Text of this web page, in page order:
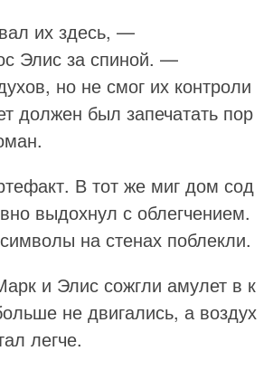
их здесь, —
Элис за спиной. —
но не смог их контроли
должен был запечатать пор
В тот же миг дом сод
выдохнул с облегчением.
на стенах поблекли.
и Элис сожгли амулет в к
не двигались, а воздух
легче.